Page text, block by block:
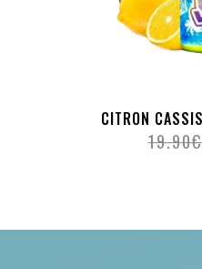
CITRON
19.90€